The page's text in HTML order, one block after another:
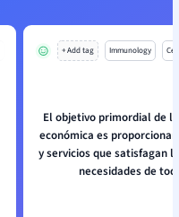
+ Add tag Immunology
El objetivo primordial de
económica es
y servicios que satisfagan
necesidades de